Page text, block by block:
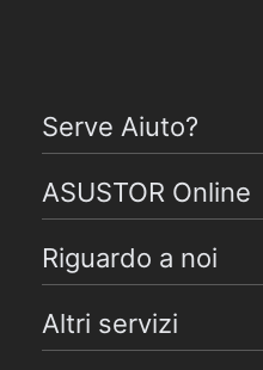
Serve Aiuto?
ASUSTOR Online
Riguardo a noi
Altri servizi